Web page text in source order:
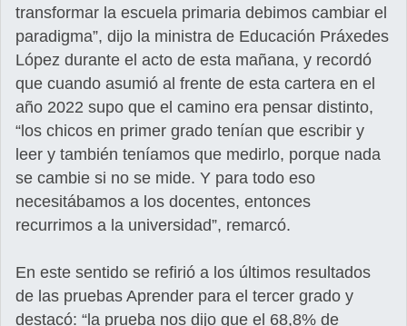
transformar la escuela primaria debimos cambiar el
paradigma”, dijo la ministra de Educación Práxedes
López durante el acto de esta mañana, y recordó
que cuando asumió al frente de esta cartera en el
año 2022 supo que el camino era pensar distinto,
“los chicos en primer grado tenían que escribir y
leer y también teníamos que medirlo, porque nada
se cambie si no se mide. Y para todo eso
necesitábamos a los docentes, entonces
recurrimos a la universidad”, remarcó.
En este sentido se refirió a los últimos resultados
de las pruebas Aprender para el tercer grado y
destacó: “la prueba nos dijo que el 68,8% de